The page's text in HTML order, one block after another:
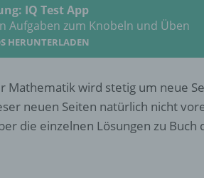
IQ Test App
Aufgaben zum Knobeln und Üben
HERUNTERLADEN
Mathematik wird stetig um neue
neuen Seiten natürlich nicht
die einzelnen Lösungen zu Buch